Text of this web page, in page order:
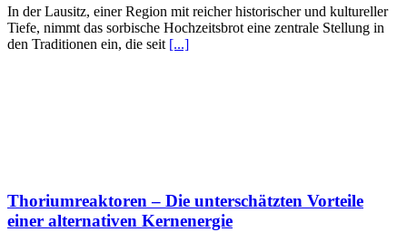
In der Lausitz, einer Region mit reicher historischer und kultureller
Tiefe, nimmt das sorbische Hochzeitsbrot eine zentrale Stellung in
den Traditionen ein, die seit [...]
Thoriumreaktoren – Die unterschätzten Vorteile
einer alternativen Kernenergie